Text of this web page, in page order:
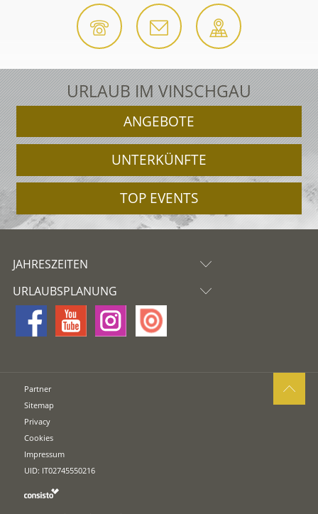
URLAUB IM VINSCHGAU
ANGEBOTE
UNTERKÜNFTE
TOP EVENTS
JAHRESZEITEN
URLAUBSPLANUNG
Partner
Sitemap
Privacy
Cookies
Impressum
UID: IT02745550216